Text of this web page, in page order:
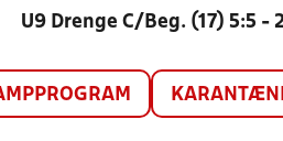
U9 Drenge C/Beg. (17) 5:5 -